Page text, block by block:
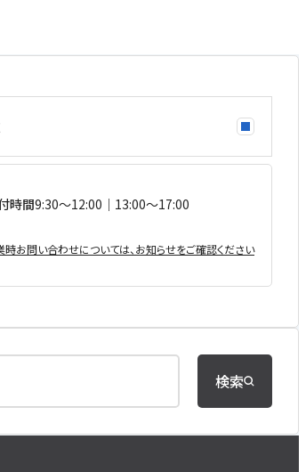
時間9:30〜12:00｜13:00〜17:00
お問い合わせについては、お知らせをご確認ください
検索